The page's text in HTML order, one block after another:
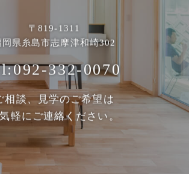
〒819-1311
岡県糸島市志摩津和崎302
332-0070
相談、見学のご希望は
軽にご連絡ください。